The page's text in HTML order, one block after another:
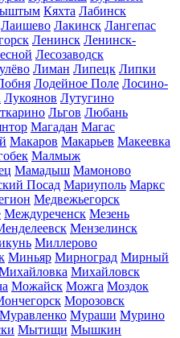
Кяхта Лабинск
Лаишево Лакинск Лангепас
Ленинск Ленинск-
Лесозаводск
Лиман Липецк Липки
Лодейное Поле Лосино-
Лукоянов Лутугино
Льгов Любань
Магадан Магас
Макаров Макарьев Макеевка
Малмыж
Мамадыш Мамоново
Посад Мариуполь Маркс
Медвежьегорск
Междуреченск Мезень
Мензелинск
Миллерово
Миньяр Мирноград Мирный
Михайловск
Можайск Можга Моздок
Морозовск
Муравленко Мураши Мурино
Мытищи Мышкин